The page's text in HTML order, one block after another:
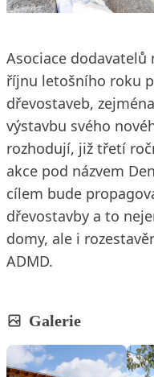
Asociace
říjnu letošního roku
dřevostaveb,
výstavbu svého
rozhodují, již třetí
akce pod názvem
cílem bude
dřevostavby a to
domy, ale i
ADMD.
Galerie